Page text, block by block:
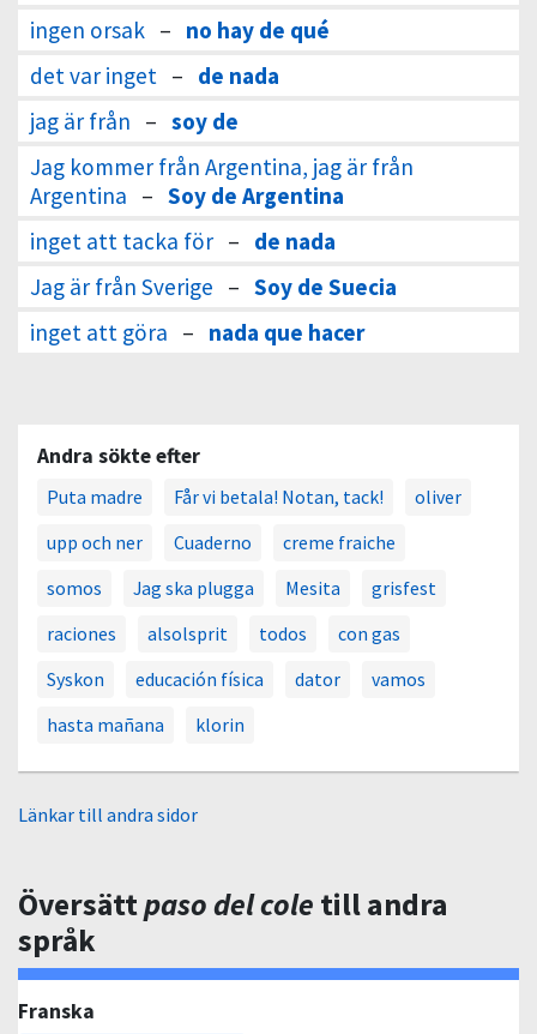
ingen orsak – no hay de qué
det var inget – de nada
jag är från – soy de
Jag kommer från Argentina, jag är från
Argentina – Soy de Argentina
inget att tacka för – de nada
Jag är från Sverige – Soy de Suecia
inget att göra – nada que hacer
Andra sökte efter
Puta madre Får vi betala! Notan, tack!
oliver
upp och ner
Cuaderno
creme fraiche
somos
Jag ska plugga Mesita
grisfest
raciones
alsolsprit todos
con gas
Syskon
educación física dator
vamos
hasta mañana
klorin
Länkar till andra sidor
Översättpaso del cole till andra
språk
Franska